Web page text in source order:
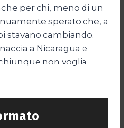
per chi, meno di un
sperato che, a
stavano cambiando.
a Nicaragua e
non voglia